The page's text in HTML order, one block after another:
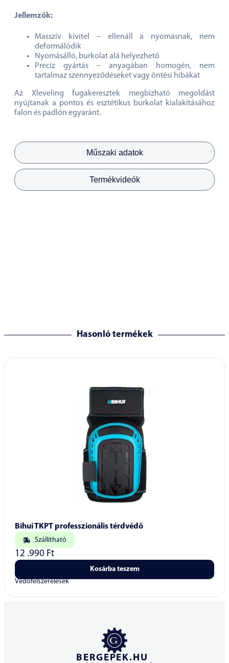
Műszaki adatok
Termékvideók
Jellemzők:
Masszív kivitel – ellenáll a nyomásnak, nem
deformálódik
Nyomásálló, burkolat alá helyezhető
Precíz gyártás – anyagában homogén, nem
tartalmaz szennyeződéseket vagy öntési hibákat
Az Xleveling fugakeresztek megbízható megoldást
nyújtanak a pontos és esztétikus burkolat kialakításához
falon és padlón egyaránt.
Hasonló termékek
Bihui TKPT professzionális térdvédő
Szállítható
12 .990 Ft
Kosárba teszem
Védőfelszerelések
BERGEPEK.HU